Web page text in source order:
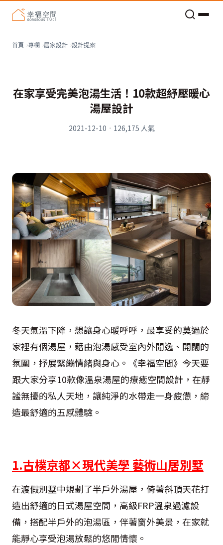
首頁 專欄 居家設計 設計提案
在家享受完美泡湯生活！10款超紓壓暖心
湯屋設計
2021-12-10 · 126,175 人氣
冬天氣溫下降，想讓身心暖呼呼，最享受的莫過於
家裡有個湯屋，藉由泡湯感受室內外閒逸、開闊的
氛圍，抒展緊繃情緒與身心。《幸福空間》今天要
跟大家分享10款像溫泉湯屋的療癒空間設計，在靜
謐無擾的私人天地，讓純淨的水帶走一身疲憊，締
造最舒適的五感體驗。
1.古樸京都×現代美學 藝術山居別墅
在渡假別墅中規劃了半戶外湯屋，倚著斜頂天花打
造出舒適的日式湯屋空間，高級FRP溫泉過濾設
備，搭配半戶外的泡湯區，伴著窗外美景，在家就
能靜心享受泡湯放鬆的悠閒情懷。